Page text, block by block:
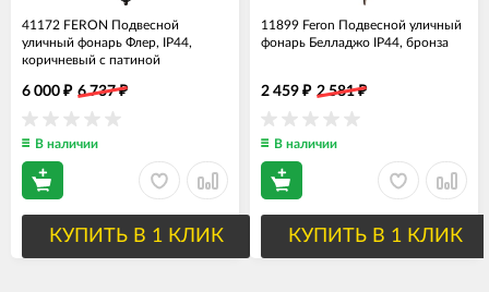
41172 FERON Подвесной
уличный фонарь Флер, IP44,
коричневый с патиной
6 000 ₽ 6 737₽
В наличии
КУПИТЬ В 1 КЛИК
11899 Feron Подвесной уличный
фонарь Белладжо IP44, бронза
2 459 ₽ 2 581₽
В наличии
КУПИТЬ В 1 КЛИК